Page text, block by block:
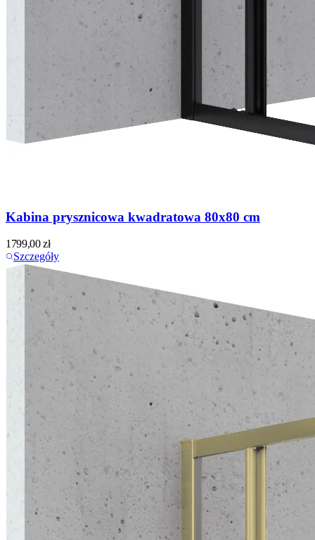
Kabina prysznicowa kwadratowa 80x80 cm
1799,00zł
Szczegóły